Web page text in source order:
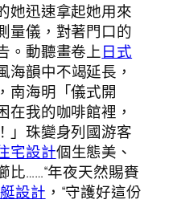
迅速拿起她用來
量儀，對著門口的
。動聽畫卷上日式
海韻中不竭延長，
南海明「儀式開
在我的咖啡館裡，
」珠變身列國游客
宅設計個生態美、
比……“年夜天然賜賚
設計 ，“守護好這份